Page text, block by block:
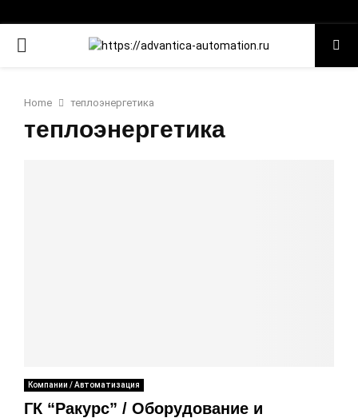
PRIMARY
Home теплоэнергетика
теплоэнергетика
Компании / Автоматизация
ГК “Ракурс” / Оборудование и